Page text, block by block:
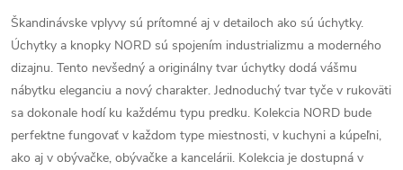
Škandinávske vplyvy sú prítomné aj v detailoch ako sú úchytky.
Úchytky a knopky NORD sú spojením industrializmu a moderného
dizajnu. Tento nevšedný a originálny tvar úchytky dodá vášmu
nábytku eleganciu a nový charakter. Jednoduchý tvar tyče v rukoväti
sa dokonale hodí ku každému typu predku. Kolekcia NORD bude
perfektne fungovať v každom type miestnosti, v kuchyni a kúpeľni,
ako aj v obývačke, obývačke a kancelárii. Kolekcia je dostupná v